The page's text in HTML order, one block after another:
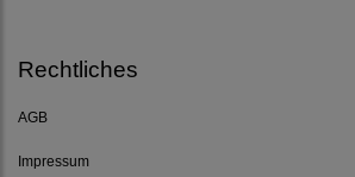
Rechtliches
AGB
Impressum